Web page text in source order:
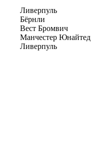
Ливерпуль
Бёрнли
Вест Бромвич
Манчестер Юнайтед
Ливерпуль